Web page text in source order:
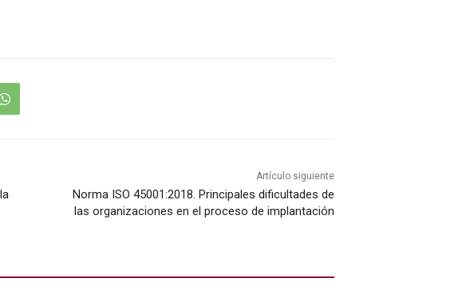
Artículo siguiente
Norma ISO 45001:2018. Principales dificultades de
las organizaciones en el proceso de implantación